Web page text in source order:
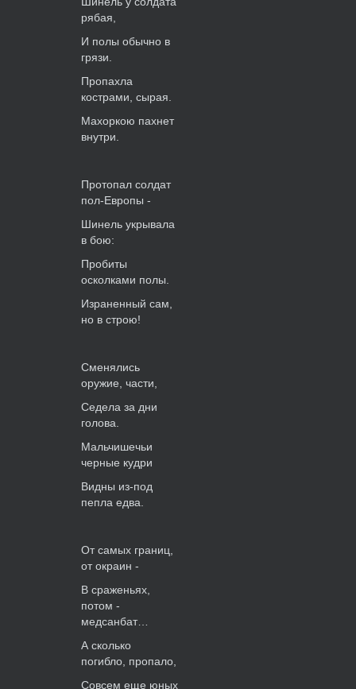
рябая,
И полы обычно в
грязи.
Пропахла
кострами, сырая.
Махоркою пахнет
внутри.
Протопал солдат
пол-Европы -
Шинель укрывала
в бою:
Пробиты
осколками полы.
Израненный сам,
но в строю!
Сменялись
оружие, части,
Седела за дни
голова.
Мальчишечьи
черные кудри
Видны из-под
пепла едва.
От самых границ,
от окраин -
В сраженьях,
потом -
медсанбат…
А сколько
погибло, пропало,
Совсем еще юных